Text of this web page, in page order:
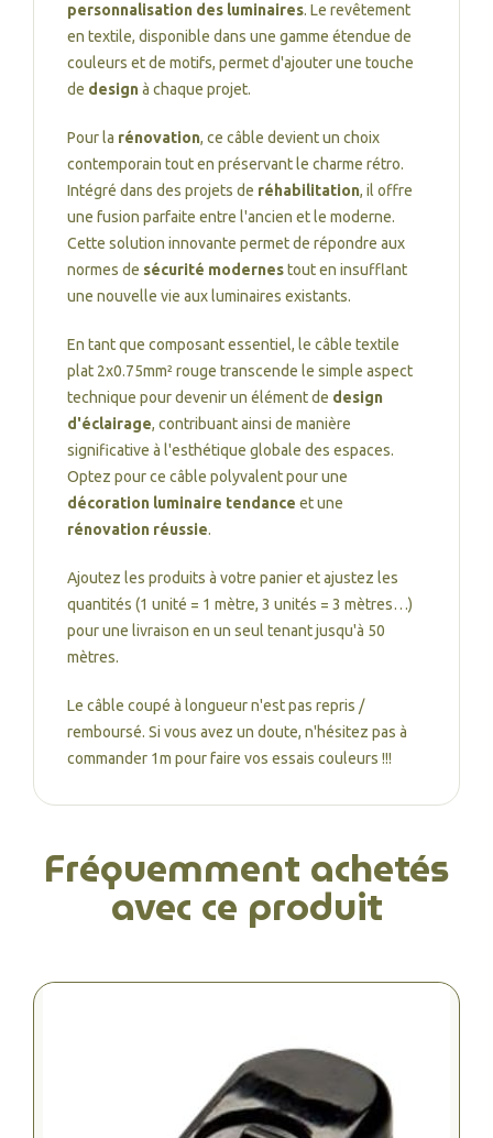
personnalisation des luminaires. Le revêtement
en textile, disponible dans une gamme étendue de
couleurs et de motifs, permet d'ajouter une touche
de designà chaque projet.
Pour la rénovation, ce câble devient un choix
contemporain tout en préservant le charme rétro.
Intégré dans des projets de réhabilitation, il offre
une fusion parfaite entre l'ancien et le moderne.
Cette solution innovante permet de répondre aux
normes de sécurité modernestout en insufflant
une nouvelle vie aux luminaires existants.
En tant que composant essentiel, le câble textile
plat 2x0.75mm² rouge transcende le simple aspect
technique pour devenir un élément de design
d'éclairage, contribuant ainsi de manière
significative à l'esthétique globale des espaces.
Optez pour ce câble polyvalent pour une
décoration luminaire tendance et une
rénovation réussie.
Ajoutez les produits à votre panier et ajustez les
quantités (1 unité = 1 mètre, 3 unités = 3 mètres…)
pour une livraison en un seul tenant jusqu'à 50
mètres.
Le câble coupé à longueur n'est pas repris /
remboursé. Si vous avez un doute, n'hésitez pas à
commander 1m pour faire vos essais couleurs !!!
Fréquemment achetés
avec ce produit